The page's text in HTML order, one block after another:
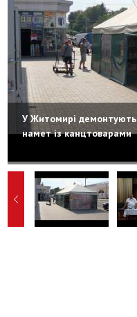
У Житомирі демонтують
намет із канцтоварами